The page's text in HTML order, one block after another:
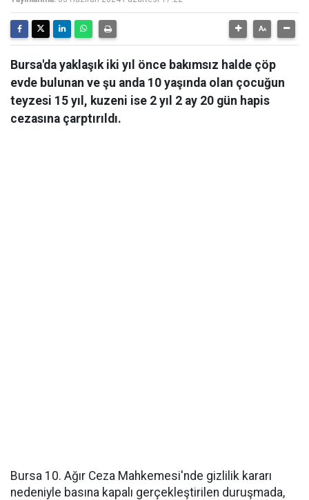
Bursa'da yaklaşık iki yıl önce bakımsız halde çöp
evde bulunan ve şu anda 10 yaşında olan çocuğun
teyzesi 15 yıl, kuzeni ise 2 yıl 2 ay 20 gün hapis
cezasına çarptırıldı.
Bursa 10. Ağır Ceza Mahkemesi'nde gizlilik kararı
nedeniyle basına kapalı gerçekleştirilen duruşmada,